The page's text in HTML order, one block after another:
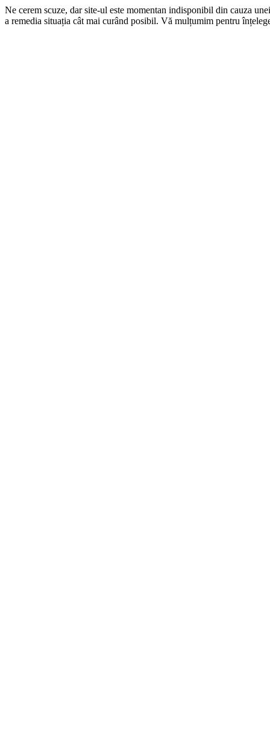
Ne cerem scuze, dar site-ul este momentan indisponibil din cauza
a remedia situația cât mai curând posibil. Vă mulțumim pentru